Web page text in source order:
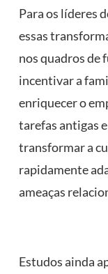
Para os líderes
essas
nos quadros de
incentivar a
enriquecer o
tarefas antigas
transformar a
rapidamente
ameaças
Estudos ainda